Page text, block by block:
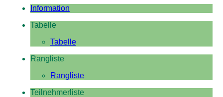
Information
Tabelle
Tabelle
Rangliste
Rangliste
Teilnehmerliste